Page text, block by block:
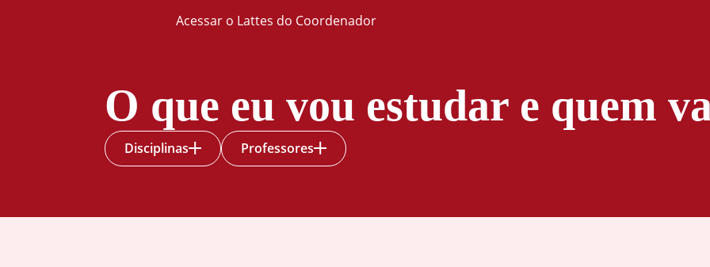
Acessar o Lattes do Coordenador
O que eu vou estudar e quem
Disciplinas Professores
Análise e
Análise e